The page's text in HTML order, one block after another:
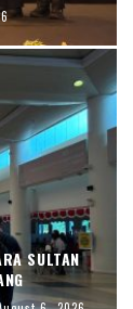
SULTAN